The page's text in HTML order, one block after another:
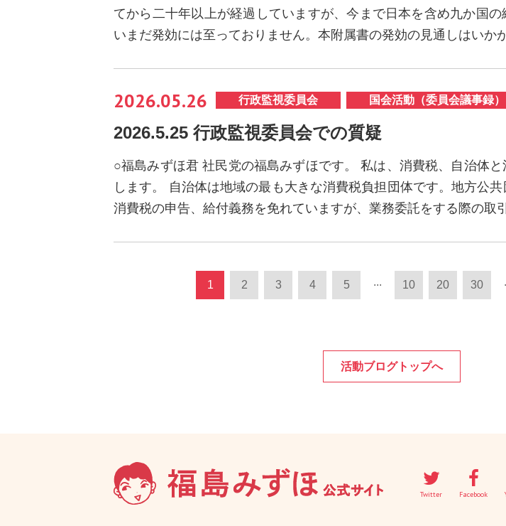
てから二十年以上が経過していますが、今まで日本を含め九か国の
いまだ発効には至っておりません。本附属書の発効の見通しはいか
2026.05.26 行政監視委員会 国会活動（委員会議事録）
2026.5.25 行政監視委員会での質疑
○福島みずほ君 社民党の福島みずほです。 私は、消費税、自治体
します。 自治体は地域の最も大きな消費税負担団体です。地方公
消費税の申告、給付義務を免れていますが、業務委託をする際の取
1 2 3 4 5 ... 10 20 30
活動ブログトップへ
Twitter Facebook